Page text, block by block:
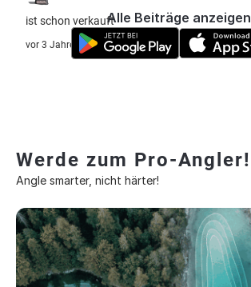
ist schon verkauft
vor 3 Jahre
Alle Beiträge anzeigen
Werde zum Pro-Angler!
Angle smarter, nicht härter!